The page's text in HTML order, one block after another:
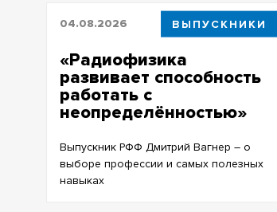
04.08.2026 ВЫПУСКНИКИ
«Радиофизика
развивает способность
работать с
неопределённостью»
Выпускник РФФ Дмитрий Вагнер – о
выборе профессии и самых полезных
навыках